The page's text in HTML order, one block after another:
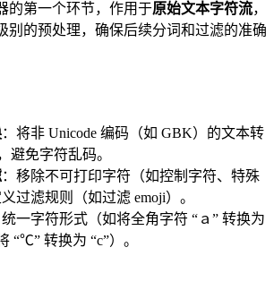
的第一个环节，作用于原始文本字符流，
别的预处理，确保后续分词和过滤的准确
：将非 Unicode 编码（如 GBK）的文本转
避免字符乱码。
：移除不可打印字符（如控制字符、特殊
过滤规则（如过滤 emoji）。
统一字符形式（如将全角字符 “ａ” 转换为
“℃” 转换为 “c”）。